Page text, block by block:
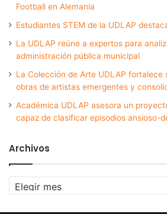
Football en Alemania
Estudiantes STEM de la UDLAP
La UDLAP reúne a expertos para
administración pública municipal
La Colección de Arte UDLAP fortalece
obras de artistas emergentes y
Académica UDLAP asesora un
capaz de clasificar episodios ansioso-
Archivos
Archivos